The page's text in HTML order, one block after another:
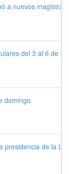
a nuevos
del 3 al 6 de
domingo
presidencia de la